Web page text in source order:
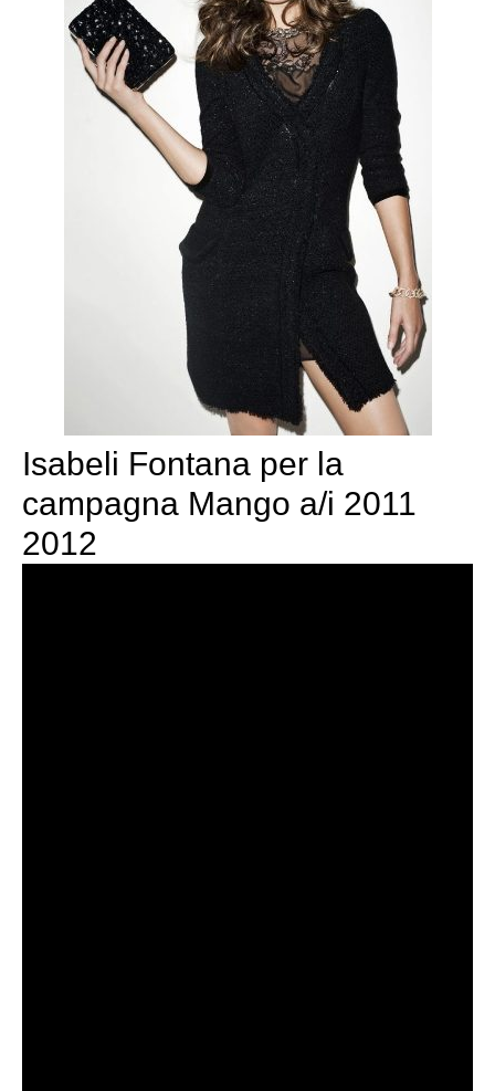
Isabeli Fontana per la
campagna Mango a/i 2011
2012